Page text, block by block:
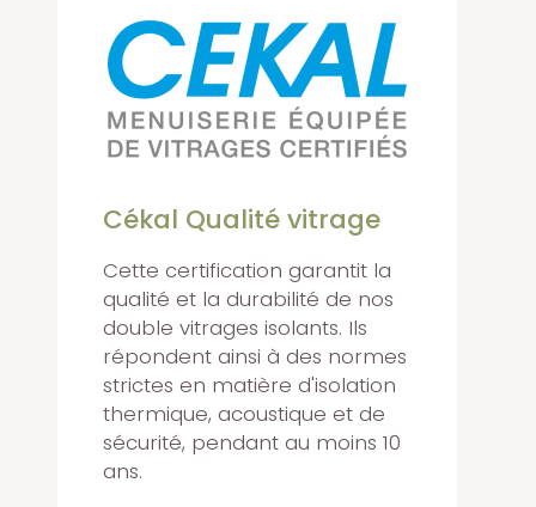
Cékal Qualité vitrage
Cette certification garantit la
qualité et la durabilité de nos
double vitrages isolants. Ils
répondent ainsi à des normes
strictes en matière d'isolation
thermique, acoustique et de
sécurité, pendant au moins 10
ans.